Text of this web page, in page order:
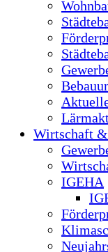
Wirtschaft
IGEHA